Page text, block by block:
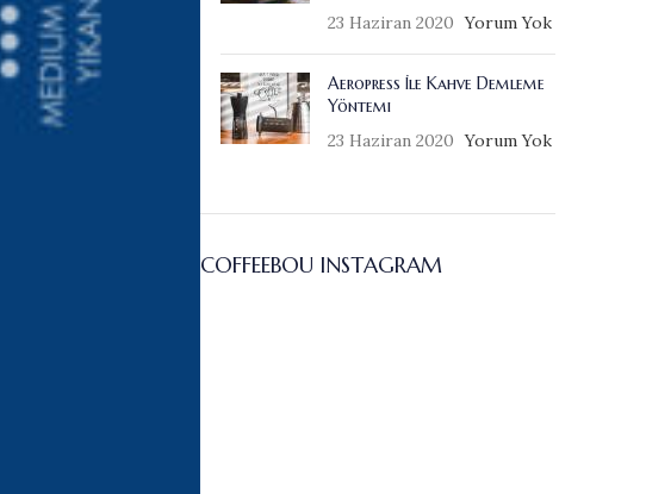
23 Haziran 2020 Yorum Yok
Aeropress İle Kahve Demleme
Yöntemi
23 Haziran 2020 Yorum Yok
COFFEEBOU INSTAGRAM